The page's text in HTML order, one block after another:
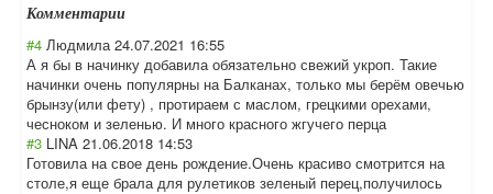
Комментарии
#4 Людмила 24.07.2021 16:55
А я бы в начинку добавила обязательно свежий укроп. Такие
начинки очень популярны на Балканах, только мы берём овечью
брынзу(или фету) , протираем с маслом, грецкими орехами,
чесноком и зеленью. И много красного жгучего перца
#3 LINA 21.06.2018 14:53
Готовила на свое день рождение.Очень красиво смотрится на
столе,я еще брала для рулетиков зеленый перец,получилось